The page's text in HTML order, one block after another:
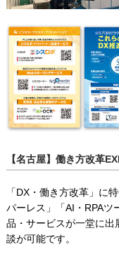
【名古屋】働き方改革
「DX・働き方改革」に
パーレス」「AI・RPAツ
品・サービスが一堂に出
談が可能です。